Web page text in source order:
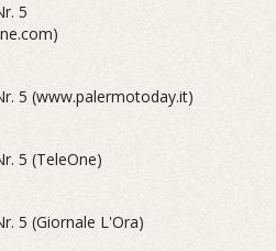
5
5 (www.palermotoday.it)
5 (TeleOne)
5 (Giornale L'Ora)